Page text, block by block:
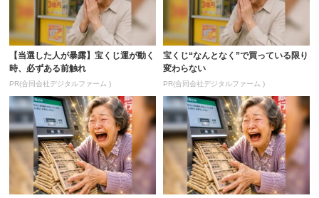
【当選した人が暴露】宝くじ運が動く
時、必ずある前触れ
PR(合同会社デジタルファーム )
宝くじ“なんとなく”で買っている限り
変わらない
PR(合同会社デジタルファーム )